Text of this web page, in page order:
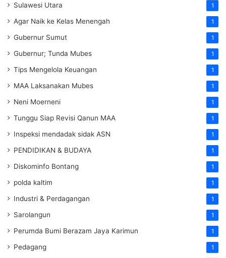
Sulawesi Utara 1
Agar Naik ke Kelas Menengah 1
Gubernur Sumut 1
Gubernur; Tunda Mubes 1
Tips Mengelola Keuangan 1
MAA Laksanakan Mubes 1
Neni Moerneni 1
Tunggu Siap Revisi Qanun MAA 1
Inspeksi mendadak sidak ASN 1
PENDIDIKAN & BUDAYA 1
Diskominfo Bontang 1
polda kaltim 1
Industri & Perdagangan 1
Sarolangun 1
Perumda Bumi Berazam Jaya Karimun 1
Pedagang 1